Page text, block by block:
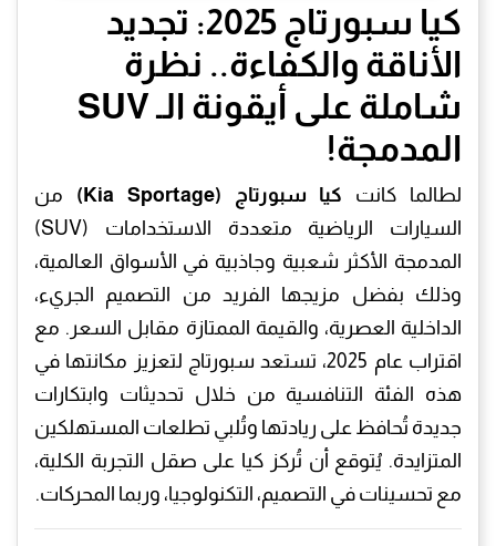
كيا سبورتاج 2025: تجديد
الأناقة والكفاءة.. نظرة
شاملة على أيقونة الـ SUV
المدمجة!
لطالما كانت كيا سبورتاج (Kia Sportage)
من
السيارات الرياضية متعددة الاستخدامات (SUV)
المدمجة الأكثر شعبية وجاذبية في الأسواق العالمية،
وذلك بفضل مزيجها الفريد من التصميم الجريء،
الداخلية العصرية، والقيمة الممتازة مقابل السعر. مع
اقتراب عام 2025، تستعد سبورتاج لتعزيز مكانتها في
هذه الفئة التنافسية من خلال تحديثات وابتكارات
جديدة تُحافظ على ريادتها وتُلبي تطلعات المستهلكين
المتزايدة. يُتوقع أن تُركز كيا على صقل التجربة الكلية،
مع تحسينات في التصميم، التكنولوجيا، وربما المحركات.